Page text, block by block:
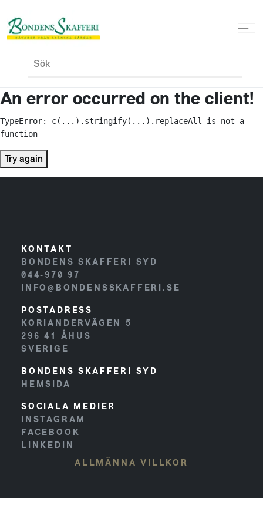
Sök
An error occurred on the client!
TypeError: c(...).stringify(...).replaceAll is not a
function
Try again
KONTAKT
BONDENS SKAFFERI SYD
044-970 97
INFO@BONDENSSKAFFERI.SE
POSTADRESS
KORIANDERVÄGEN 5
296 41 ÅHUS
SVERIGE
BONDENS SKAFFERI SYD
HEMSIDA
SOCIALA MEDIER
INSTAGRAM
FACEBOOK
LINKEDIN
ALLMÄNNA VILLKOR